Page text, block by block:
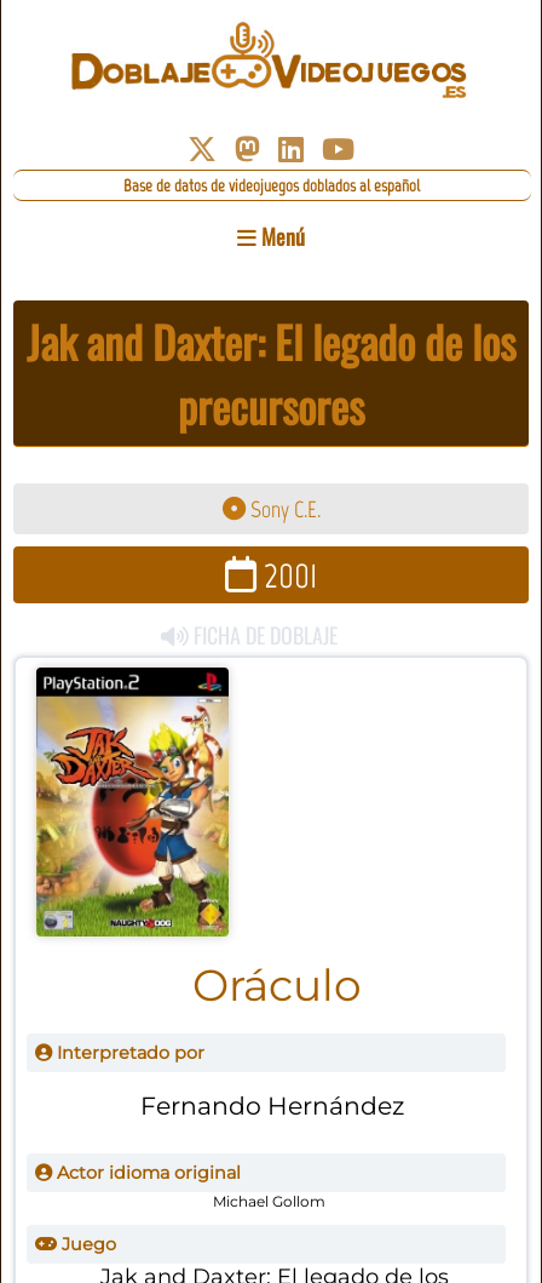
Base de datos de videojuegos doblados al español
Menú
Jak and Daxter: El legado de los
precursores
Sony C.E.
2001
FICHA DE DOBLAJE
Oráculo
Interpretado por
Fernando Hernández
Actor idioma original
Michael Gollom
Juego
Jak and Daxter: El legado de los